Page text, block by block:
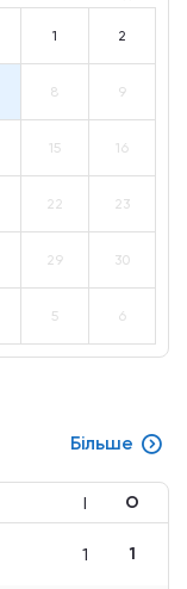
1 2
8 9
15 16
22 23
29 30
5 6
Більше
І О
1 1